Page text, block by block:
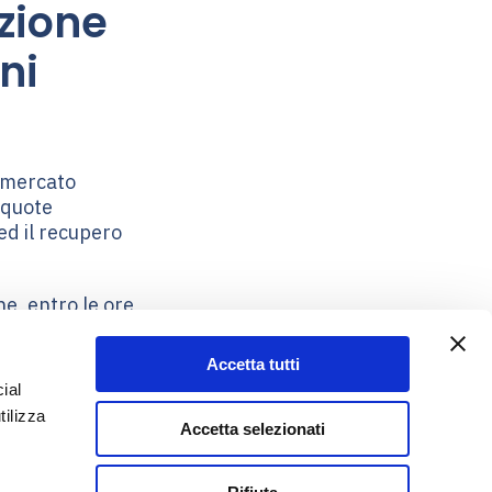
Accetta tutti
Accetta selezionati
il recupero
entro le ore